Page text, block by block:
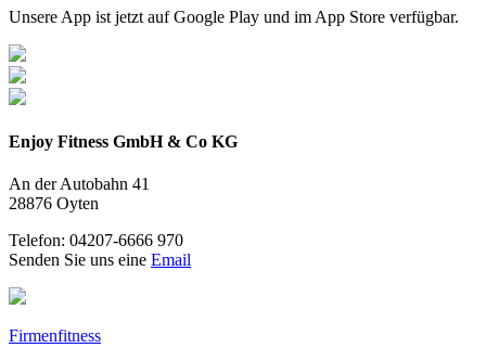
Unsere App ist jetzt auf Google Play und im App Store verfügbar.
Enjoy Fitness GmbH & Co KG
An der Autobahn 41
28876 Oyten
Telefon: 04207-6666 970
Senden Sie uns eine Email
Firmenfitness